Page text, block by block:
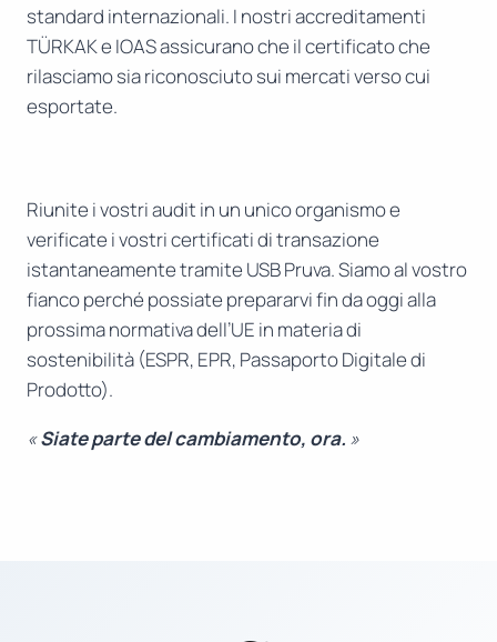
standard internazionali. I nostri accreditamenti
TÜRKAK e IOAS assicurano che il certificato che
rilasciamo sia riconosciuto sui mercati verso cui
esportate.
Riunite i vostri audit in un unico organismo e
verificate i vostri certificati di transazione
istantaneamente tramite USB Pruva. Siamo al vostro
fianco perché possiate prepararvi fin da oggi alla
prossima normativa dell’UE in materia di
sostenibilità (ESPR, EPR, Passaporto Digitale di
Prodotto).
«Siate parte del cambiamento, ora. »